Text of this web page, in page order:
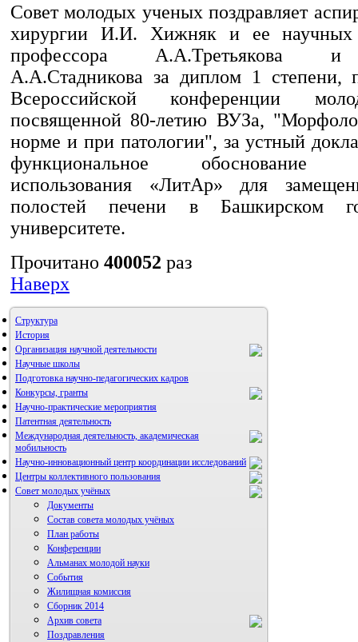
Совет молодых ученых поздравляет
хирургии И.И. Хижняк и ее научных
профессора А.А.Третьякова и
А.А.Стадникова за диплом 1 степени,
Всероссийской конференции
посвященной 80-летию ВУЗа,
норме и при патологии", за устный
функциональное обоснование
использования «ЛитАр» для
полостей печени в Башкирском
университете.
Прочитано 400052 раз
Наверх
Структура
История
Организация научной деятельности
Научные школы
Подготовка научно-педагогических кадров
Конкурсы, гранты
Научно-практические мероприятия
Патентная деятельность
Международная деятельность, академическая
мобильность
Научно-инновационный центр координации исследований
НИИ микрохирургии и клинической анатомии
Центры коллективного пользования
Совет молодых учёных
Документы
Состав совета молодых учёных
План работы
Конференции
Альманах молодой науки
События
Жилищная комиссия
Сборник 2014
Архив совета
Поздравления